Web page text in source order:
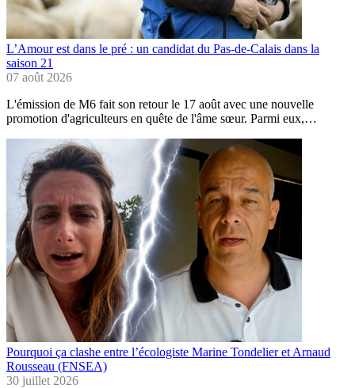
L’Amour est dans le pré : un candidat du Pas-de-Calais dans la
saison 21
07 août 2026
L'émission de M6 fait son retour le 17 août avec une nouvelle
promotion d'agriculteurs en quête de l'âme sœur. Parmi eux,…
Pourquoi ça clashe entre l’écologiste Marine Tondelier et Arnaud
Rousseau (FNSEA)
30 juillet 2026